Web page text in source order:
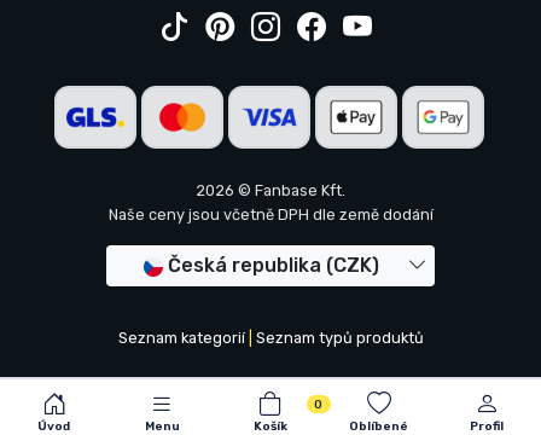
Úvod Menu Košík
0
Oblíbené
Profil
2026 © Fanbase Kft.
Naše ceny jsou včetně DPH dle země dodání
Česká republika (CZK)
Seznam kategorií| Seznam typů produktů